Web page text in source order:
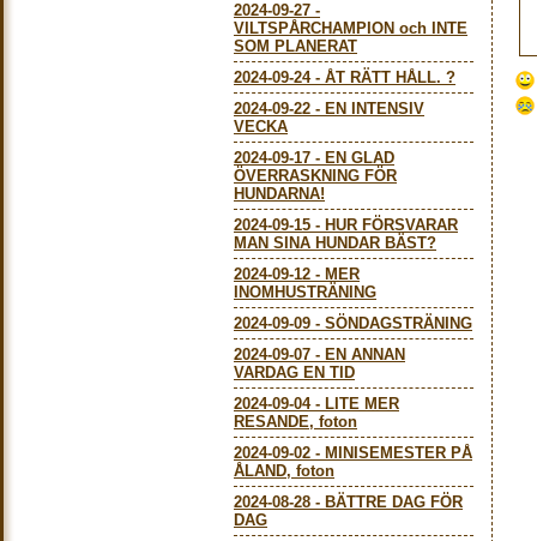
2024-09-27 -
VILTSPÅRCHAMPION och INTE
SOM PLANERAT
2024-09-24- ÅT RÄTT HÅLL. ?
2024-09-22 - EN INTENSIV
VECKA
2024-09-17 - EN GLAD
ÖVERRASKNING FÖR
HUNDARNA!
2024-09-15 - HUR FÖRSVARAR
MAN SINA HUNDAR BÄST?
2024-09-12 - MER
INOMHUSTRÄNING
2024-09-09 - SÖNDAGSTRÄNING
2024-09-07 - EN ANNAN
VARDAG EN TID
2024-09-04- LITE MER
RESANDE, foton
2024-09-02 - MINISEMESTER PÅ
ÅLAND, foton
2024-08-28 - BÄTTRE DAG FÖR
DAG